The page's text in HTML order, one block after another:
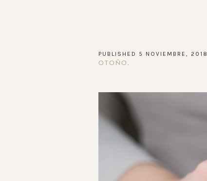
PUBLISHED 5 NOVIEMBRE, 2018
OTOÑO .